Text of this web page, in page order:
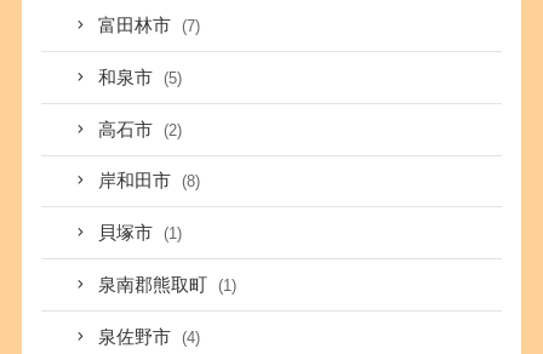
富田林市 (7)
和泉市 (5)
高石市 (2)
岸和田市 (8)
貝塚市 (1)
泉南郡熊取町 (1)
泉佐野市 (4)